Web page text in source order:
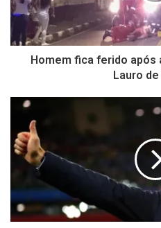
Homem fica ferido
Lauro